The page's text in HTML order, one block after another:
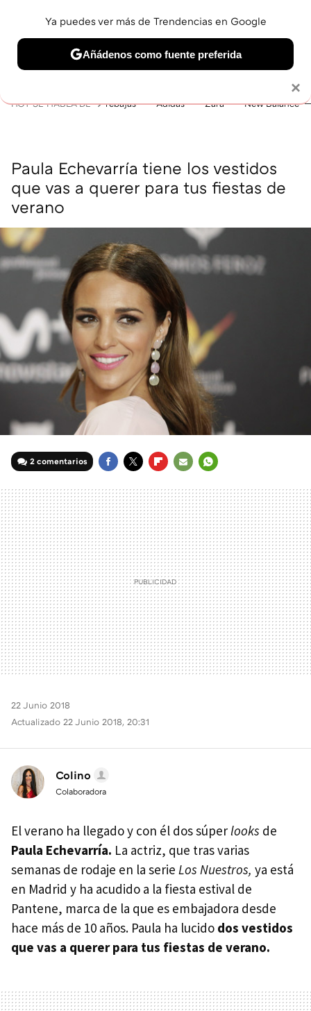
BELLEZA SHOPPING VIAJES GASTRO SNEAKERS
HOY SE HABLA DE rebajas Adidas Zara New Balance
Paula Echevarría tiene los vestidos
que vas a querer para tus fiestas de
verano
2 comentarios
MAIL
22 Junio 2018
Actualizado 22 Junio 2018, 20:31
Colino
Colaboradora
El verano ha llegado y con él dos súperlooks de
Paula Echevarría. La actriz, que tras varias
semanas de rodaje en la serie Los Nuestros, ya está
en Madrid y ha acudido a la fiesta estival de
Pantene, marca de la que es embajadora desde
hace más de 10 años. Paula ha lucido dos vestidos
que vas a querer para tus fiestas de verano.
×
Ya puedes ver más de Trendencias en Google
Añádenos como fuente preferida